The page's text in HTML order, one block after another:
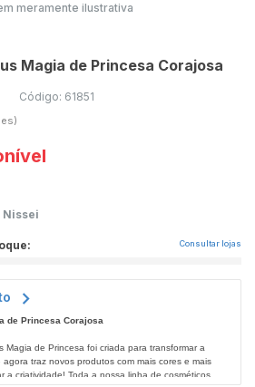
meramente ilustrativa
Magia de Princesa Corajosa
Código: 61851
Nissei
Consultar lojas
de Princesa Corajosa
Magia de Princesa foi criada para transformar a
traz novos produtos com mais cores e mais
a criatividade! Toda a nossa linha de cosméticos é